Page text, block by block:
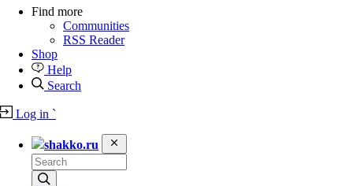
Find more
Communities
RSS Reader
Shop
Help
Search
Log in `
shakko.ru